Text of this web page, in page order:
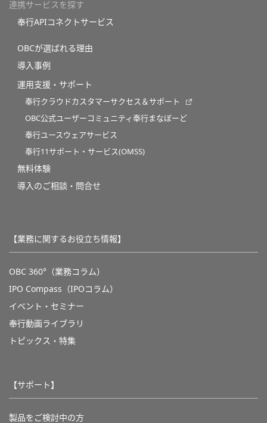
連携サービスを探す
奉行APIコネクトサービス
OBCが選ばれる理由
導入事例
運用支援・サポート
奉行クラウドカスタマーサクセス＆サポート
OBC公式ユーザーコミュニティ奉行まなぼーど
奉行ユースウェアサービス
奉行11サポート・サービス(OMSS)
無料体験
導入のご相談・問合せ
【業務に関するお役立ち情報】
OBC 360°（業務コラム）
IPO Compass（IPOコラム）
イベント・セミナー
奉行動画ライブラリ
トピックス・特集
【サポート】
製品をご検討中の方